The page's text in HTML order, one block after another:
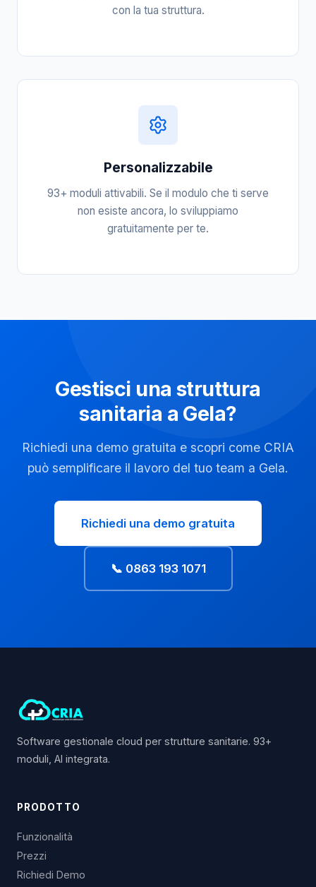
con la tua struttura.
Personalizzabile
93+ moduli attivabili. Se il modulo che ti serve
non esiste ancora, lo sviluppiamo
gratuitamente per te.
Gestisci una struttura
sanitaria a Gela?
Richiedi una demo gratuita e scopri come CRIA
può semplificare il lavoro del tuo team a Gela.
Richiedi una demo gratuita
📞 0863 193 1071
Software gestionale cloud per strutture sanitarie. 93+
moduli, AI integrata.
PRODOTTO
Funzionalità
Prezzi
Richiedi Demo